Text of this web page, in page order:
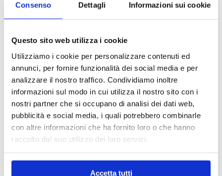
Consenso Dettagli Informazioni sui cookie
Questo sito web utilizza i cookie
Utilizziamo i cookie per personalizzare contenuti ed
annunci, per fornire funzionalità dei social media e per
analizzare il nostro traffico. Condividiamo inoltre
informazioni sul modo in cui utilizza il nostro sito con i
nostri partner che si occupano di analisi dei dati web,
pubblicità e social media, i quali potrebbero combinarle
con altre informazioni che ha fornito loro o che hanno
raccolto dal suo utilizzo dei loro servizi.
Accetta tutti
MAPPA DEL CENTRO